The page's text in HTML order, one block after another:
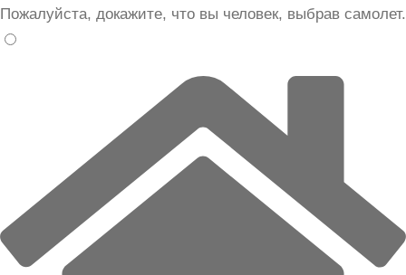
Пожалуйста, докажите, что вы человек, выбрав самолет.